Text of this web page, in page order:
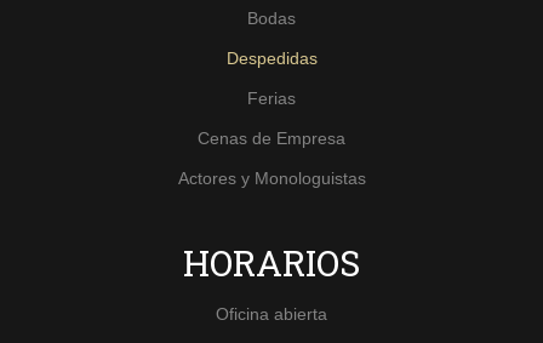
Bodas
Despedidas
Ferias
Cenas de Empresa
Actores y Monologuistas
HORARIOS
Oficina abierta